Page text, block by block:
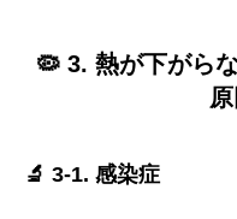
🦠 3. 熱が下がら
🔬 3-1. 感染症